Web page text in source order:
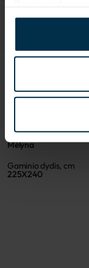
Spalva
Mėlyna
Gaminio dydis, cm
225X240